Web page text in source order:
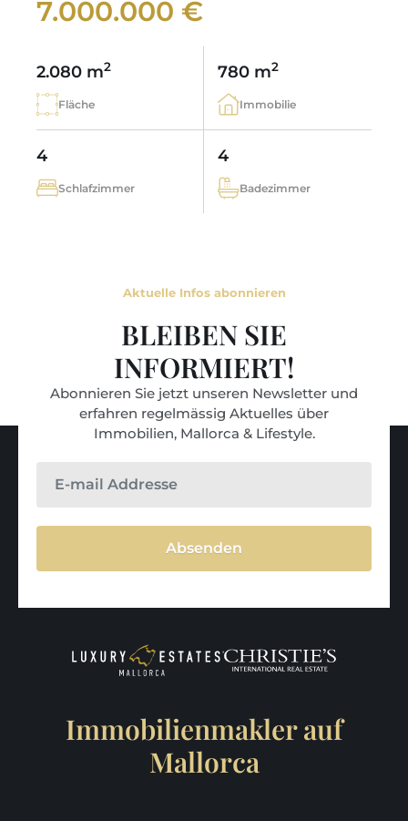
7.000.000 €
2.080 m2
Fläche
780 m2
Immobilie
4
Schlafzimmer
4
Badezimmer
Aktuelle Infos abonnieren
BLEIBEN SIE
INFORMIERT!
Abonnieren Sie jetzt unseren Newsletter und
erfahren regelmässig Aktuelles über
Immobilien, Mallorca & Lifestyle.
Absenden
Immobilienmakler auf
Mallorca